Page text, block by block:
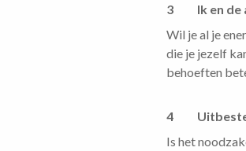
3 Ik en de
Wil je al je
die je jezelf
behoeften
4
Is het